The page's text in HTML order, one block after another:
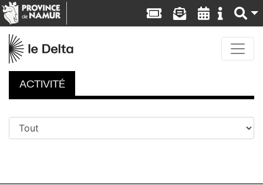
ACTIVITÉ